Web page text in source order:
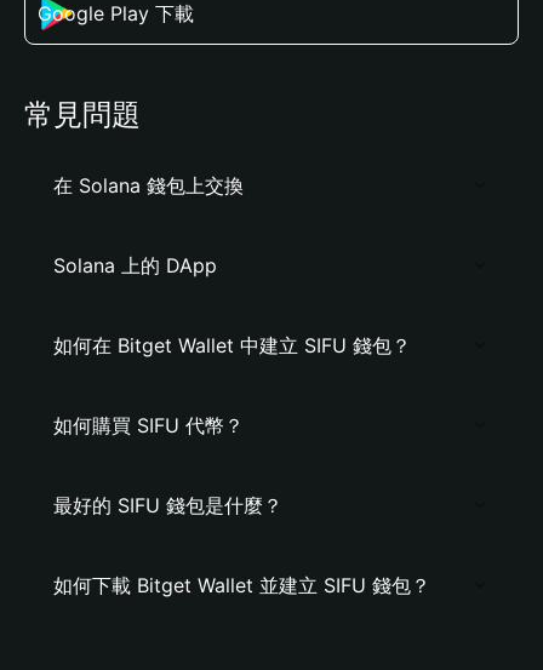
Google Play 下載
常見問題
在 Solana 錢包上交換
Solana 上的 DApp
如何在 Bitget Wallet 中建立 SIFU 錢包？
如何購買 SIFU 代幣？
最好的 SIFU 錢包是什麼？
如何下載 Bitget Wallet 並建立 SIFU 錢包？